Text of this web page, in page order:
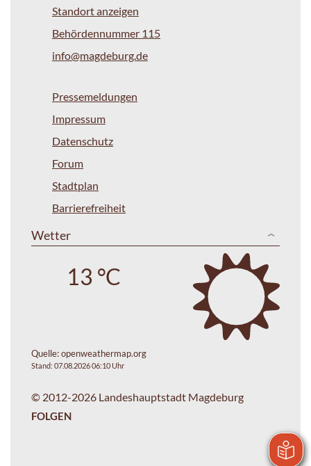
Standort anzeigen
Behördennummer 115
info@magdeburg.de
Pressemeldungen
Impressum
Datenschutz
Forum
Stadtplan
Barrierefreiheit
Wetter
13 °C
Quelle:openweathermap.org
Stand: 07.08.2026 06:10 Uhr
© 2012-2026 Landeshauptstadt Magdeburg
FOLGEN